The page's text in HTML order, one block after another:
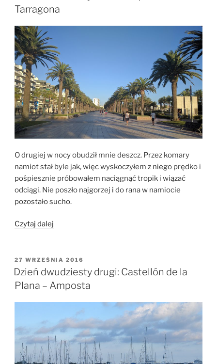
Tarragona
O drugiej w nocy obudził mnie deszcz. Przez komary
namiot stał byle jak, więc wyskoczyłem z niego prędko i
pośpiesznie próbowałem naciągnąć tropik i wiązać
odciągi. Nie poszło najgorzej i do rana w namiocie
pozostało sucho.
Czytaj dalej
Amposta
–
Tarragona”
OPUBLIKOWANE
W
27 WRZEŚNIA 2016
Dzień dwudziesty drugi: Castellón de la
Plana – Amposta